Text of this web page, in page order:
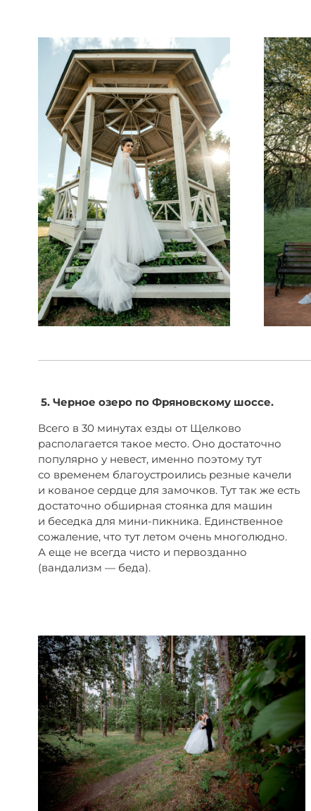
5. Черное озеро по Фряновскому шоссе.
Всего в 30 минутах езды от Щелково
располагается такое место. Оно достаточно
популярно у невест, именно поэтому тут
со временем благоустроились резные качели
и кованое сердце для замочков. Тут так же есть
достаточно обширная стоянка для машин
и беседка для мини-пикника. Единственное
сожаление, что тут летом очень многолюдно.
А еще не всегда чисто и первозданно
(вандализм — беда).